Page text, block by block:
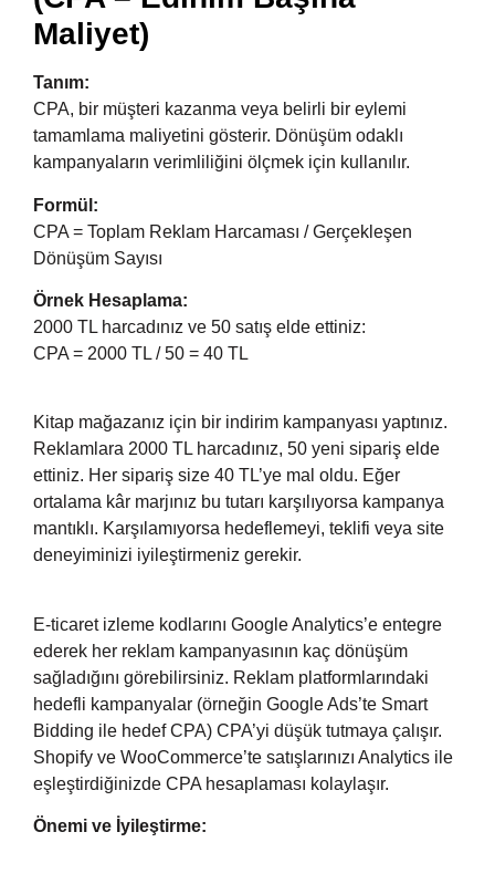
Maliyet)
Tanım:
CPA, bir müşteri kazanma veya belirli bir eylemi
tamamlama maliyetini gösterir. Dönüşüm odaklı
kampanyaların verimliliğini ölçmek için kullanılır.
Formül:
CPA = Toplam Reklam Harcaması / Gerçekleşen
Dönüşüm Sayısı
Örnek Hesaplama:
2000 TL harcadınız ve 50 satış elde ettiniz:
CPA = 2000 TL / 50 = 40 TL
Kitap mağazanız için bir indirim kampanyası yaptınız.
Reklamlara 2000 TL harcadınız, 50 yeni sipariş elde
ettiniz. Her sipariş size 40 TL’ye mal oldu. Eğer
ortalama kâr marjınız bu tutarı karşılıyorsa kampanya
mantıklı. Karşılamıyorsa hedeflemeyi, teklifi veya site
deneyiminizi iyileştirmeniz gerekir.
E-ticaret izleme kodlarını Google Analytics’e entegre
ederek her reklam kampanyasının kaç dönüşüm
sağladığını görebilirsiniz. Reklam platformlarındaki
hedefli kampanyalar (örneğin Google Ads’te Smart
Bidding ile hedef CPA) CPA’yi düşük tutmaya çalışır.
Shopify ve WooCommerce’te satışlarınızı Analytics ile
eşleştirdiğinizde CPA hesaplaması kolaylaşır.
Önemi ve İyileştirme: